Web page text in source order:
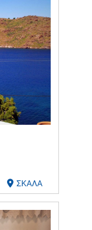
ΣΚΑΛΑ